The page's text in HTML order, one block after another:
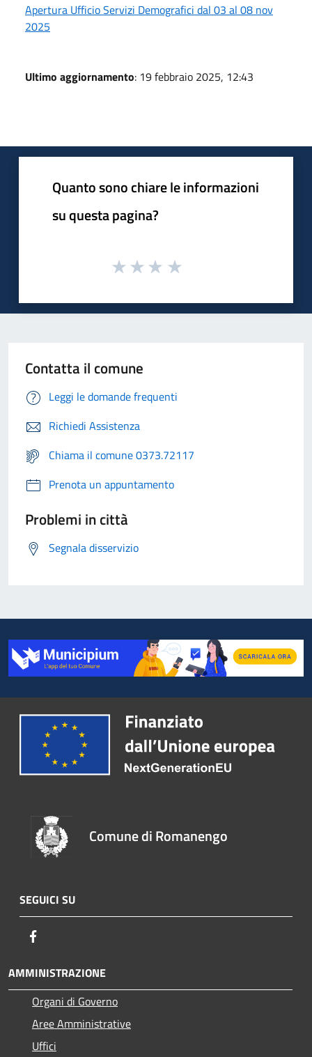
Apertura Ufficio Servizi Demografici dal 03 al 08 nov
2025
Ultimo aggiornamento: 19 febbraio 2025, 12:43
Quanto sono chiare le informazioni
su questa pagina?
Contatta il comune
Leggi le domande frequenti
Richiedi Assistenza
Chiama il comune 0373.72117
Prenota un appuntamento
Problemi in città
Segnala disservizio
Comune di Romanengo
SEGUICI SU
AMMINISTRAZIONE
Organi di Governo
Aree Amministrative
Uffici